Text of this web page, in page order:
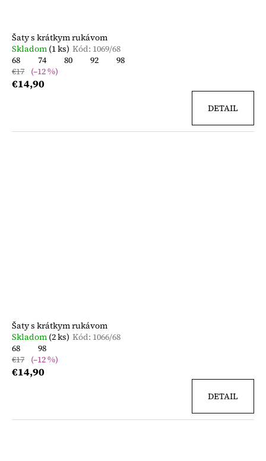
Šaty s krátkym rukávom
Skladom (1 ks) Kód: 1069/68
68
74 80 92
98
€17 (–12 %)
€14,90
DETAIL
Šaty s krátkym rukávom
Skladom (2 ks) Kód: 1066/68
68
98
€17 (–12 %)
€14,90
DETAIL